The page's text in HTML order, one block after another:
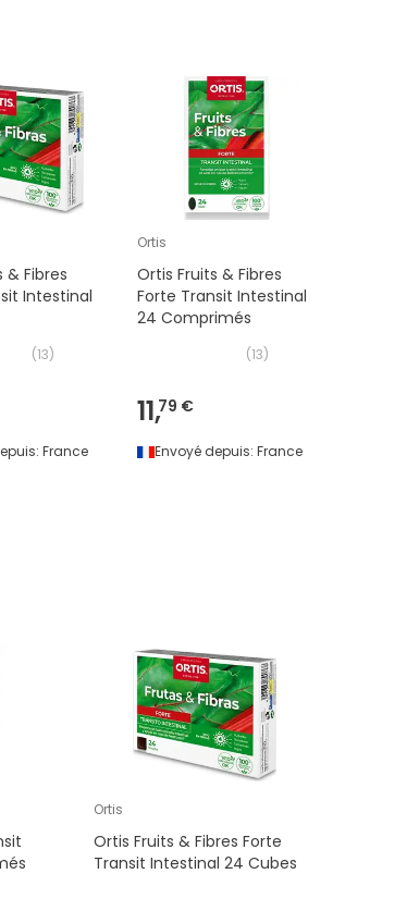
& Fibres
Intestinal
(13)
France
Ortis
Ortis Fruits & Fibres
Forte Transit Intestinal
24 Comprimés
(13)
11,79 €
Envoyé depuis: France
Ortis
Ortis Fruits & Fibres Forte
Transit Intestinal 24 Cubes